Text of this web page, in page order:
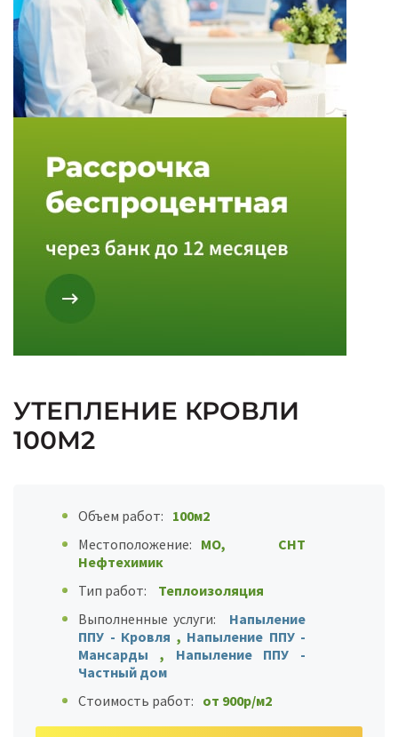
УТЕПЛЕНИЕ КРОВЛИ
100М2
Объем работ: 100м2
Местоположение: МО, СНТ
Нефтехимик
Тип работ:
Теплоизоляция
Выполненные услуги:
Напыление
ППУ - Кровля , Напыление ППУ -
Мансарды , Напыление ППУ -
Частный дом
Стоимость работ: от 900р/м2